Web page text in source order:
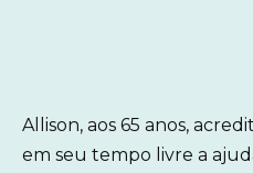
Allison, aos 65 anos,
em seu tempo livre a